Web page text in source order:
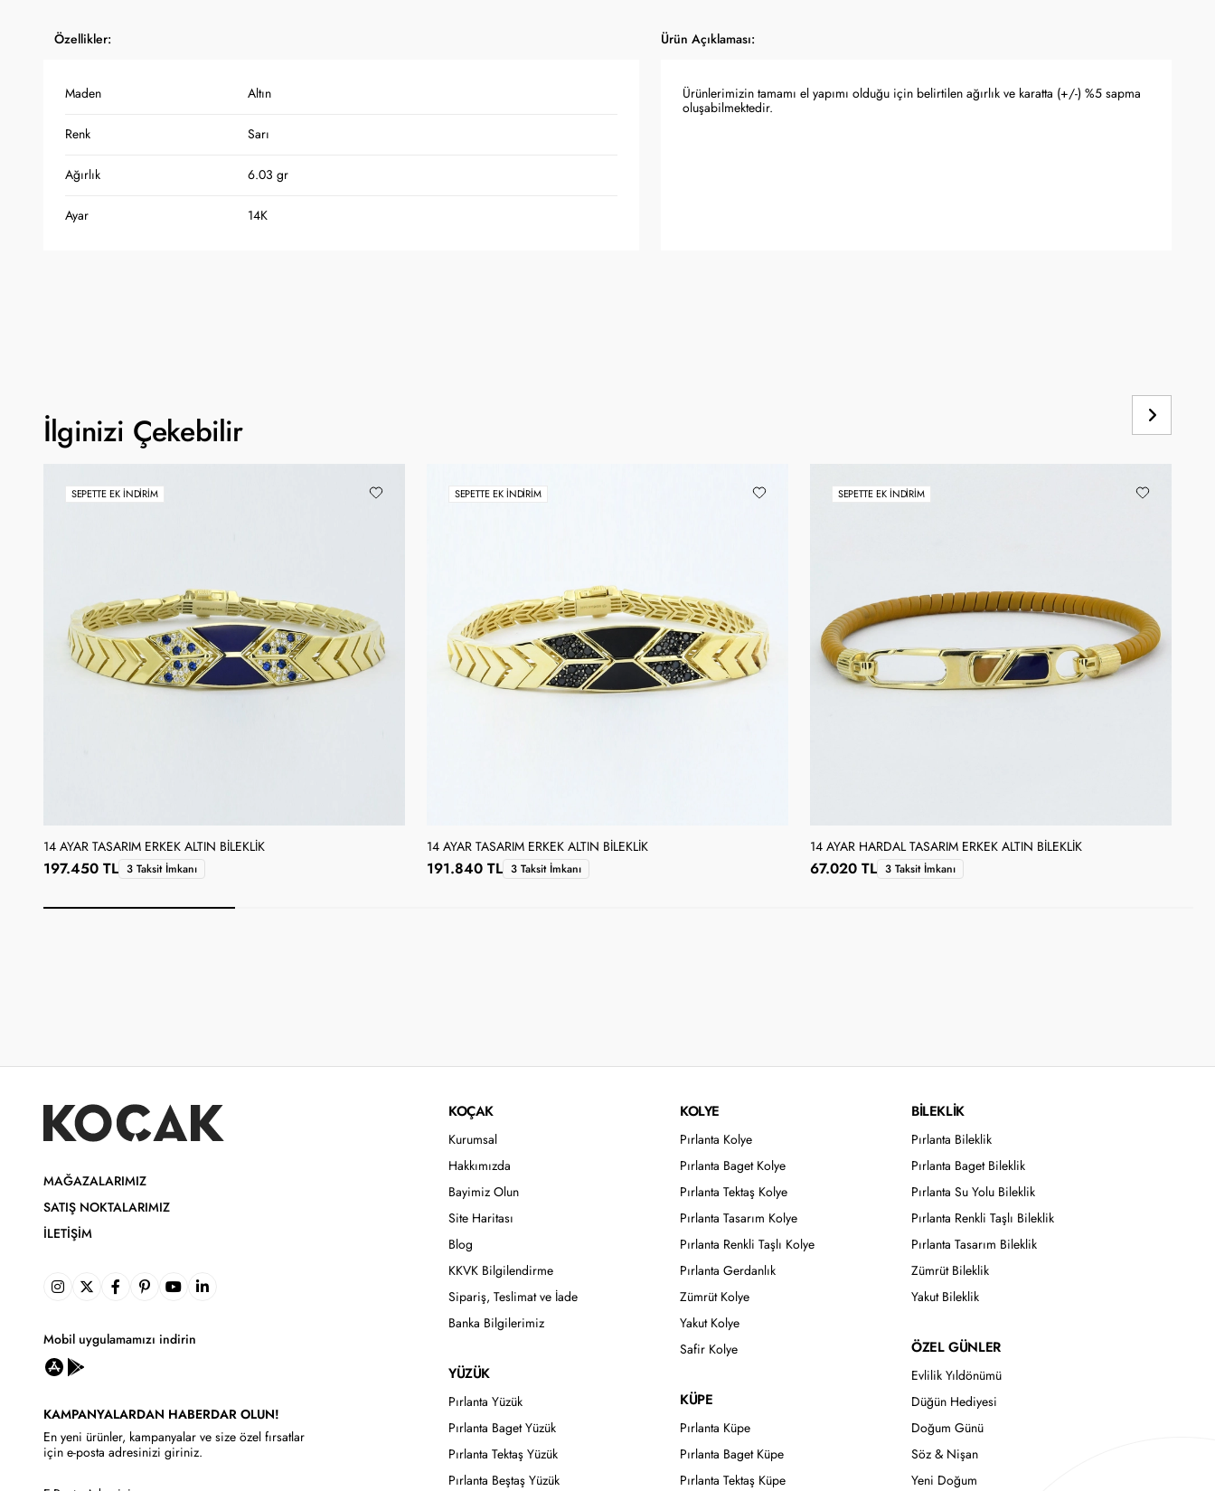
Özellikler: Ürün Açıklaması:
Maden Altın
Renk Sarı
Ağırlık 6.03 gr
Ayar 14K
Ürünlerimizin tamamı el yapımı olduğu için belirtilen ağırlık ve karatta (+/-) %5 sapma
oluşabilmektedir.
İlginizi Çekebilir
SEPETTE EK İNDIRIM
14 AYAR TASARIM ERKEK ALTIN BILEKLIK
197.450 TL 3 Taksit İmkanı
SEPETTE EK İNDIRIM
14 AYAR TASARIM ERKEK ALTIN BILEKLIK
191.840 TL 3 Taksit İmkanı
SEPETTE EK İNDIRIM
14 AYAR HARDAL TASARIM ERKEK ALTIN BILEKLIK
67.020 TL 3 Taksit İmkanı
MAĞAZALARIMIZ
SATIŞ NOKTALARIMIZ
İLETIŞIM
Mobil uygulamamızı indirin
KAMPANYALARDAN HABERDAR OLUN!
En yeni ürünler, kampanyalar ve size özel fırsatlar
için e-posta adresinizi giriniz.
KOÇAK
Kurumsal
Hakkımızda
Bayimiz Olun
Site Haritası
Blog
KKVK Bilgilendirme
Sipariş, Teslimat ve İade
Banka Bilgilerimiz
YÜZÜK
Pırlanta Yüzük
Pırlanta Baget Yüzük
Pırlanta Tektaş Yüzük
Pırlanta Beştaş Yüzük
KOLYE
Pırlanta Kolye
Pırlanta Baget Kolye
Pırlanta Tektaş Kolye
Pırlanta Tasarım Kolye
Pırlanta Renkli Taşlı Kolye
Pırlanta Gerdanlık
Zümrüt Kolye
Yakut Kolye
Safir Kolye
KÜPE
Pırlanta Küpe
Pırlanta Baget Küpe
Pırlanta Tektaş Küpe
BİLEKLİK
Pırlanta Bileklik
Pırlanta Baget Bileklik
Pırlanta Su Yolu Bileklik
Pırlanta Renkli Taşlı Bileklik
Pırlanta Tasarım Bileklik
Zümrüt Bileklik
Yakut Bileklik
ÖZEL GÜNLER
Evlilik Yıldönümü
Düğün Hediyesi
Doğum Günü
Söz & Nişan
Yeni Doğum